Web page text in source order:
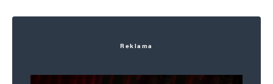
Reklama